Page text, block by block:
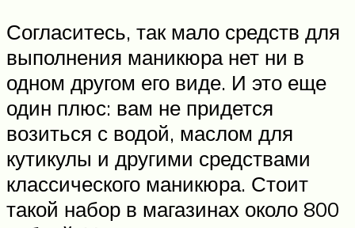
Согласитесь, так мало средств для
выполнения маникюра нет ни в
одном другом его виде. И это еще
один плюс: вам не придется
возиться с водой, маслом для
кутикулы и другими средствами
классического маникюра. Стоит
такой набор в магазинах около 800